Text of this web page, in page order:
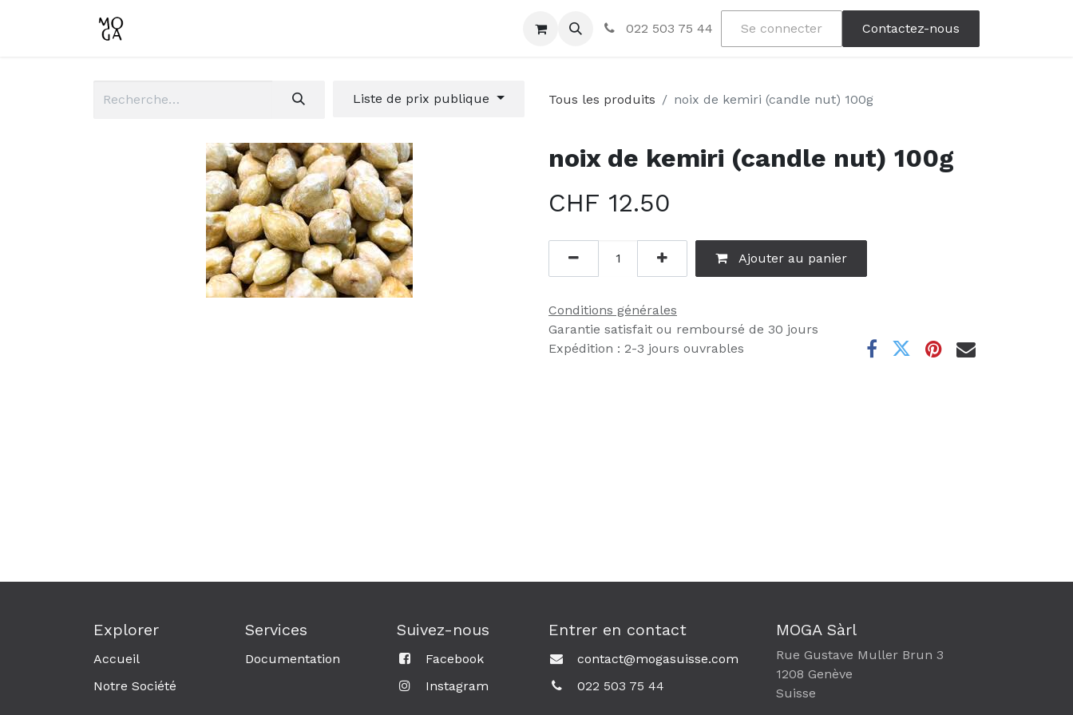
022 503 75 44 Se connecter Contactez-nous
Liste de prix publique Tous les produits noix de kemiri (candle nut) 100g
noix de kemiri (candle nut) 100g
CHF 12.50
Ajouter au panier
Conditions générales
Garantie satisfait ou remboursé de 30 jours
Expédition : 2-3 jours ouvrables
Explorer
Accueil
Notre Société
Services
Documentation
Suivez-nous
Facebook
Instagram
Entrer en contact
contact@mogasuisse.com​
022 503 75 44
MOGA Sàrl
Rue Gustave Muller Brun 3
1208 Genève
Suisse